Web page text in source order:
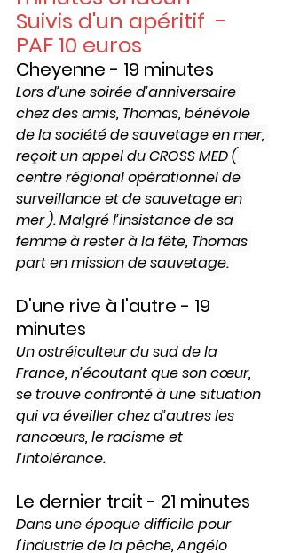
Suivis d'un apéritif  -
PAF 10 euros
Cheyenne - 19 minutes
Lors d’une soirée d’anniversaire
chez des amis, Thomas, bénévole
de la société de sauvetage en mer,
reçoit un appel du CROSS MED (
centre régional opérationnel de
surveillance et de sauvetage en
mer ). Malgré l’insistance de sa
femme à rester à la fête, Thomas
part en mission de sauvetage.
D'une rive à l'autre - 19
minutes
Un ostréiculteur du sud de la
France, n’écoutant que son cœur,
se trouve confronté à une situation
qui va éveiller chez d’autres les
rancœurs, le racisme et
l’intolérance.
Le dernier trait - 21 minutes
Dans une époque difficile pour
l'industrie de la pêche, Angélo